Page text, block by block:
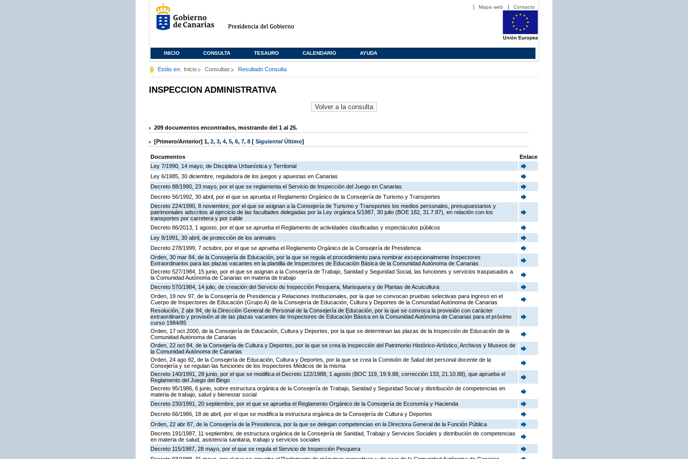
Mapa web Contacto
INICIO CONSULTA TESAURO CALENDARIO AYUDA
Estás en: Inicio Consultas Resultado Consulta
INSPECCION ADMINISTRATIVA
209 documentos encontrados, mostrando del 1 al 25.
[Primero/Anterior] 1, 2, 3, 4, 5, 6, 7, 8 [ Siguiente/ Último]
Documentos
Enlace
Ley 7/1990, 14 mayo, de Disciplina Urbanística y Territorial
Ley 6/1985, 30 diciembre, reguladora de los juegos y apuestas en Canarias
Decreto 88/1990, 23 mayo, por el que se reglamenta el Servicio de Inspección del Juego en Canarias
Decreto 56/1992, 30 abril, por el que se aprueba el Reglamento Orgánico de la Consejería de Turismo y Transportes
Decreto 224/1990, 8 noviembre, por el que se asignan a la Consejería de Turismo y Transportes los medios personales, presupuestarios y
patrimoniales adscritos al ejercicio de las facultades delegadas por la Ley orgánica 5/1987, 30 julio (BOE 182, 31.7.87), en relación con los
transportes por carretera y por cable
Decreto 86/2013, 1 agosto, por el que se aprueba el Reglamento de actividades clasificadas y espectáculos públicos
Ley 8/1991, 30 abril, de protección de los animales
Decreto 278/1999, 7 octubre, por el que se aprueba el Reglamento Orgánico de la Consejería de Presidencia
Orden, 30 mar 84, de la Consejería de Educación, por la que se regula el procedimiento para nombrar excepcionalmente Inspectores
Extraordinarios para las plazas vacantes en la plantilla de Inspectores de Educación Básica de la Comunidad Autónoma de Canarias
Decreto 527/1984, 15 junio, por el que se asignan a la Consejería de Trabajo, Sanidad y Seguridad Social, las funciones y servicios traspasados a
la Comunidad Autónoma de Canarias en materia de trabajo
Decreto 570/1984, 14 julio, de creación del Servicio de Inspección Pesquera, Marisquera y de Plantas de Acuicultura
Orden, 19 nov 97, de la Consejería de Presidencia y Relaciones Institucionales, por la que se convocan pruebas selectivas para ingreso en el
Cuerpo de Inspectores de Educación (Grupo A) de la Consejería de Educación, Cultura y Deportes de la Comunidad Autónoma de Canarias
Resolución, 2 abr 84, de la Dirección General de Personal de la Consejería de Educación, por la que se convoca la provisión con carácter
extraordinario y provisión al de las plazas vacantes de Inspectores de Educación Básica en la Comunidad Autónoma de Canarias para el próximo
curso 1984/85
Orden, 17 oct 2000, de la Consejería de Educación, Cultura y Deportes, por la que se determinan las plazas de la Inspección de Educación de la
Comunidad Autónoma de Canarias
Orden, 22 oct 84, de la Consejería de Cultura y Deportes, por la que se crea la Inspección del Patrimonio Histórico-Artístico, Archivos y Museos de
la Comunidad Autónoma de Canarias
Orden, 24 ago 92, de la Consejería de Educación, Cultura y Deportes, por la que se crea la Comisión de Salud del personal docente de la
Consejería y se regulan las funciones de los Inspectores Médicos de la misma
Decreto 140/1991, 28 junio, por el que se modifica el Decreto 122/1988, 1 agosto (BOC 119, 19.9.88, corrección 133, 21.10.88), que aprueba el
Reglamento del Juego del Bingo
Decreto 95/1986, 6 junio, sobre estructura orgánica de la Consejería de Trabajo, Sanidad y Seguridad Social y distribución de competencias en
materia de trabajo, salud y bienestar social
Decreto 230/1991, 20 septiembre, por el que se aprueba el Reglamento Orgánico de la Consejería de Economía y Hacienda
Decreto 66/1986, 18 de abril, por el que se modifica la estructura orgánica de la Consejería de Cultura y Deportes
Orden, 22 abr 87, de la Consejería de la Presidencia, por la que se delegan competencias en la Directora General de la Función Pública
Decreto 191/1987, 11 septiembre, de estructura orgánica de la Consejería de Sanidad, Trabajo y Servicios Sociales y distribución de competencias
en materia de salud, asistencia sanitaria, trabajo y servicios sociales
Decreto 115/1987, 28 mayo, por el que se regula el Servicio de Inspección Pesquera